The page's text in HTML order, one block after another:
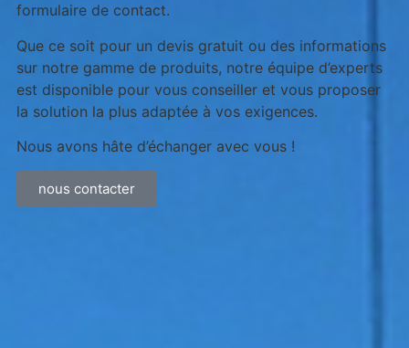
formulaire de contact.
Que ce soit pour un devis gratuit ou des informations
sur notre gamme de produits, notre équipe d’experts
est disponible pour vous conseiller et vous proposer
la solution la plus adaptée à vos exigences.
Nous avons hâte d’échanger avec vous !
nous contacter